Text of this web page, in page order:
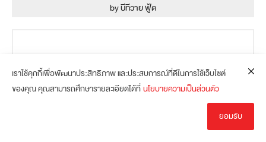
by บีทีวาย ฟู้ด
เราใช้คุกกี้เพื่อพัฒนาประสิทธิภาพ และประสบการณ์ที่ดีในการใช้เว็บไซต์
ของคุณ คุณสามารถศึกษารายละเอียดได้ที่นโยบายความเป็นส่วนตัว
ยอมรับ